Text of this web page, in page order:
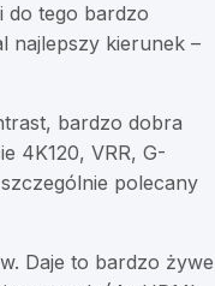
do tego bardzo
najlepszy kierunek –
bardzo dobra
4K120, VRR, G-
polecany
Daje to bardzo żywe